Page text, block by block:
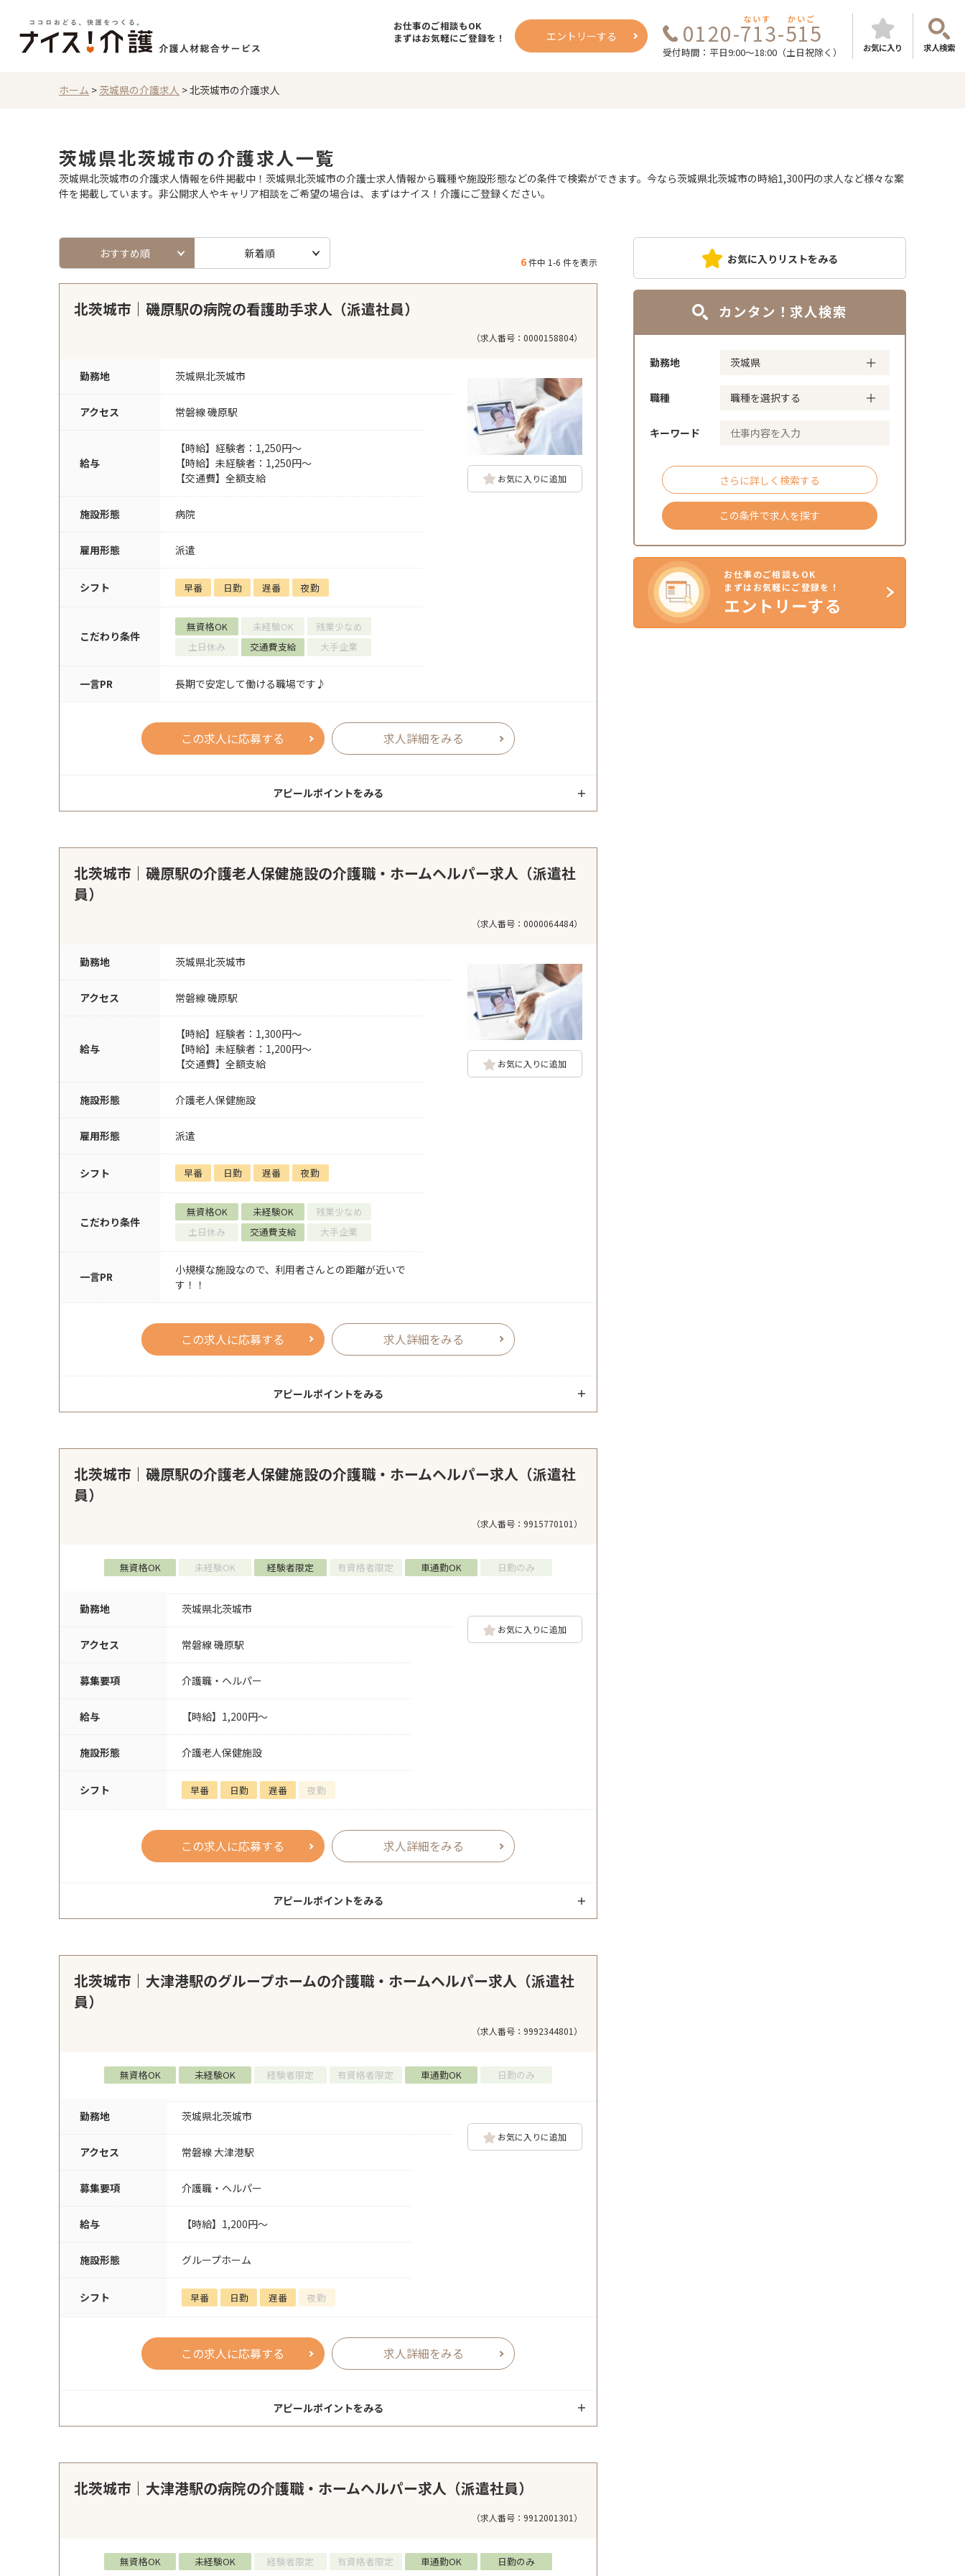
お仕事のご相談もOK
まずはお気軽にご登録を！
エントリーする 0120-713-515
ないす かいご
受付時間：平日9:00～18:00（土日祝除く） お気に入り 求人検索
ホーム > 茨城県の介護求人 >北茨城市の介護求人
茨城県北茨城市の介護求人一覧
茨城県北茨城市の介護求人情報を6件掲載中！茨城県北茨城市の介護士求人情報から職種や施設形態などの条件で検索ができます。今なら茨城県北茨城市の時給1,300円の求人など様々な案
件を掲載しています。非公開求人やキャリア相談をご希望の場合は、まずはナイス！介護にご登録ください。
6件中 1-6 件を表示
おすすめ順 新着順
北茨城市｜磯原駅の病院の看護助手求人（派遣社員）
（求人番号：0000158804）
勤務地 茨城県北茨城市
アクセス 常磐線 磯原駅
給与
【時給】経験者：1,250円～
【時給】未経験者：1,250円～
【交通費】全額支給
施設形態 病院
雇用形態 派遣
シフト 早番 日勤 遅番 夜勤
こだわり条件
無資格OK 未経験OK
残業少なめ
土日休み
交通費支給 大手企業
一言PR 長期で安定して働ける職場です♪
お気に入りに追加
この求人に応募する 求人詳細をみる
アピールポイントをみる
北茨城市｜磯原駅の介護老人保健施設の介護職・ホームヘルパー求人（派遣社
員）
（求人番号：0000064484）
勤務地 茨城県北茨城市
アクセス 常磐線 磯原駅
給与
【時給】経験者：1,300円～
【時給】未経験者：1,200円～
【交通費】全額支給
施設形態 介護老人保健施設
雇用形態 派遣
シフト 早番 日勤 遅番 夜勤
こだわり条件
無資格OK 未経験OK
残業少なめ
土日休み
交通費支給 大手企業
一言PR
小規模な施設なので、利用者さんとの距離が近いで
す！！
お気に入りに追加
この求人に応募する 求人詳細をみる
アピールポイントをみる
北茨城市｜磯原駅の介護老人保健施設の介護職・ホームヘルパー求人（派遣社
員）
（求人番号：9915770101）
無資格OK 未経験OK 経験者限定 有資格者限定 車通勤OK 日勤のみ
勤務地 茨城県北茨城市
アクセス 常磐線 磯原駅
募集要項 介護職・ヘルパー
給与 【時給】1,200円～
施設形態 介護老人保健施設
シフト 早番 日勤 遅番 夜勤
お気に入りに追加
この求人に応募する 求人詳細をみる
アピールポイントをみる
北茨城市｜大津港駅のグループホームの介護職・ホームヘルパー求人（派遣社
員）
（求人番号：9992344801）
無資格OK 未経験OK 経験者限定 有資格者限定 車通勤OK 日勤のみ
勤務地 茨城県北茨城市
アクセス 常磐線 大津港駅
募集要項 介護職・ヘルパー
給与 【時給】1,200円～
施設形態 グループホーム
シフト 早番 日勤 遅番 夜勤
お気に入りに追加
この求人に応募する 求人詳細をみる
アピールポイントをみる
北茨城市｜大津港駅の病院の介護職・ホームヘルパー求人（派遣社員）
（求人番号：9912001301）
無資格OK 未経験OK 経験者限定 有資格者限定 車通勤OK 日勤のみ
お気に入りリストをみる
カンタン！求人検索
勤務地
職種
キーワード
さらに詳しく検索する
この条件で求人を探す
お仕事のご相談もOK
まずはお気軽にご登録を！
エントリーする